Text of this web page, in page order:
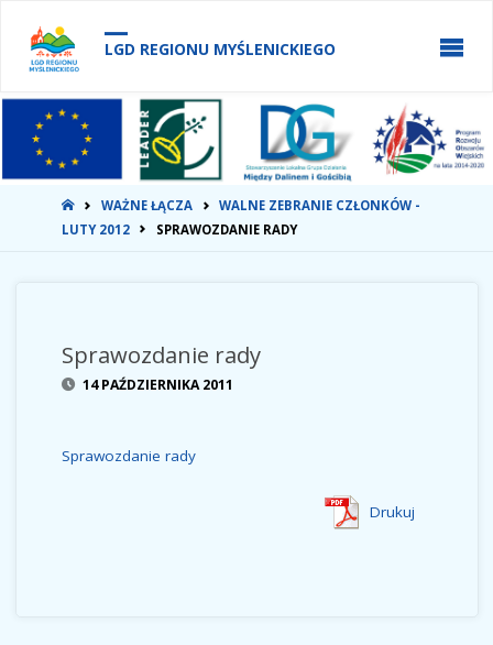
LGD REGIONU MYŚLENICKIEGO
STRONA
GŁÓWNA
WAŻNE ŁĄCZA
WALNE ZEBRANIE CZŁONKÓW -
LUTY 2012
SPRAWOZDANIE RADY
Sprawozdanie rady
14 PAŹDZIERNIKA 2011
Sprawozdanie rady
Drukuj